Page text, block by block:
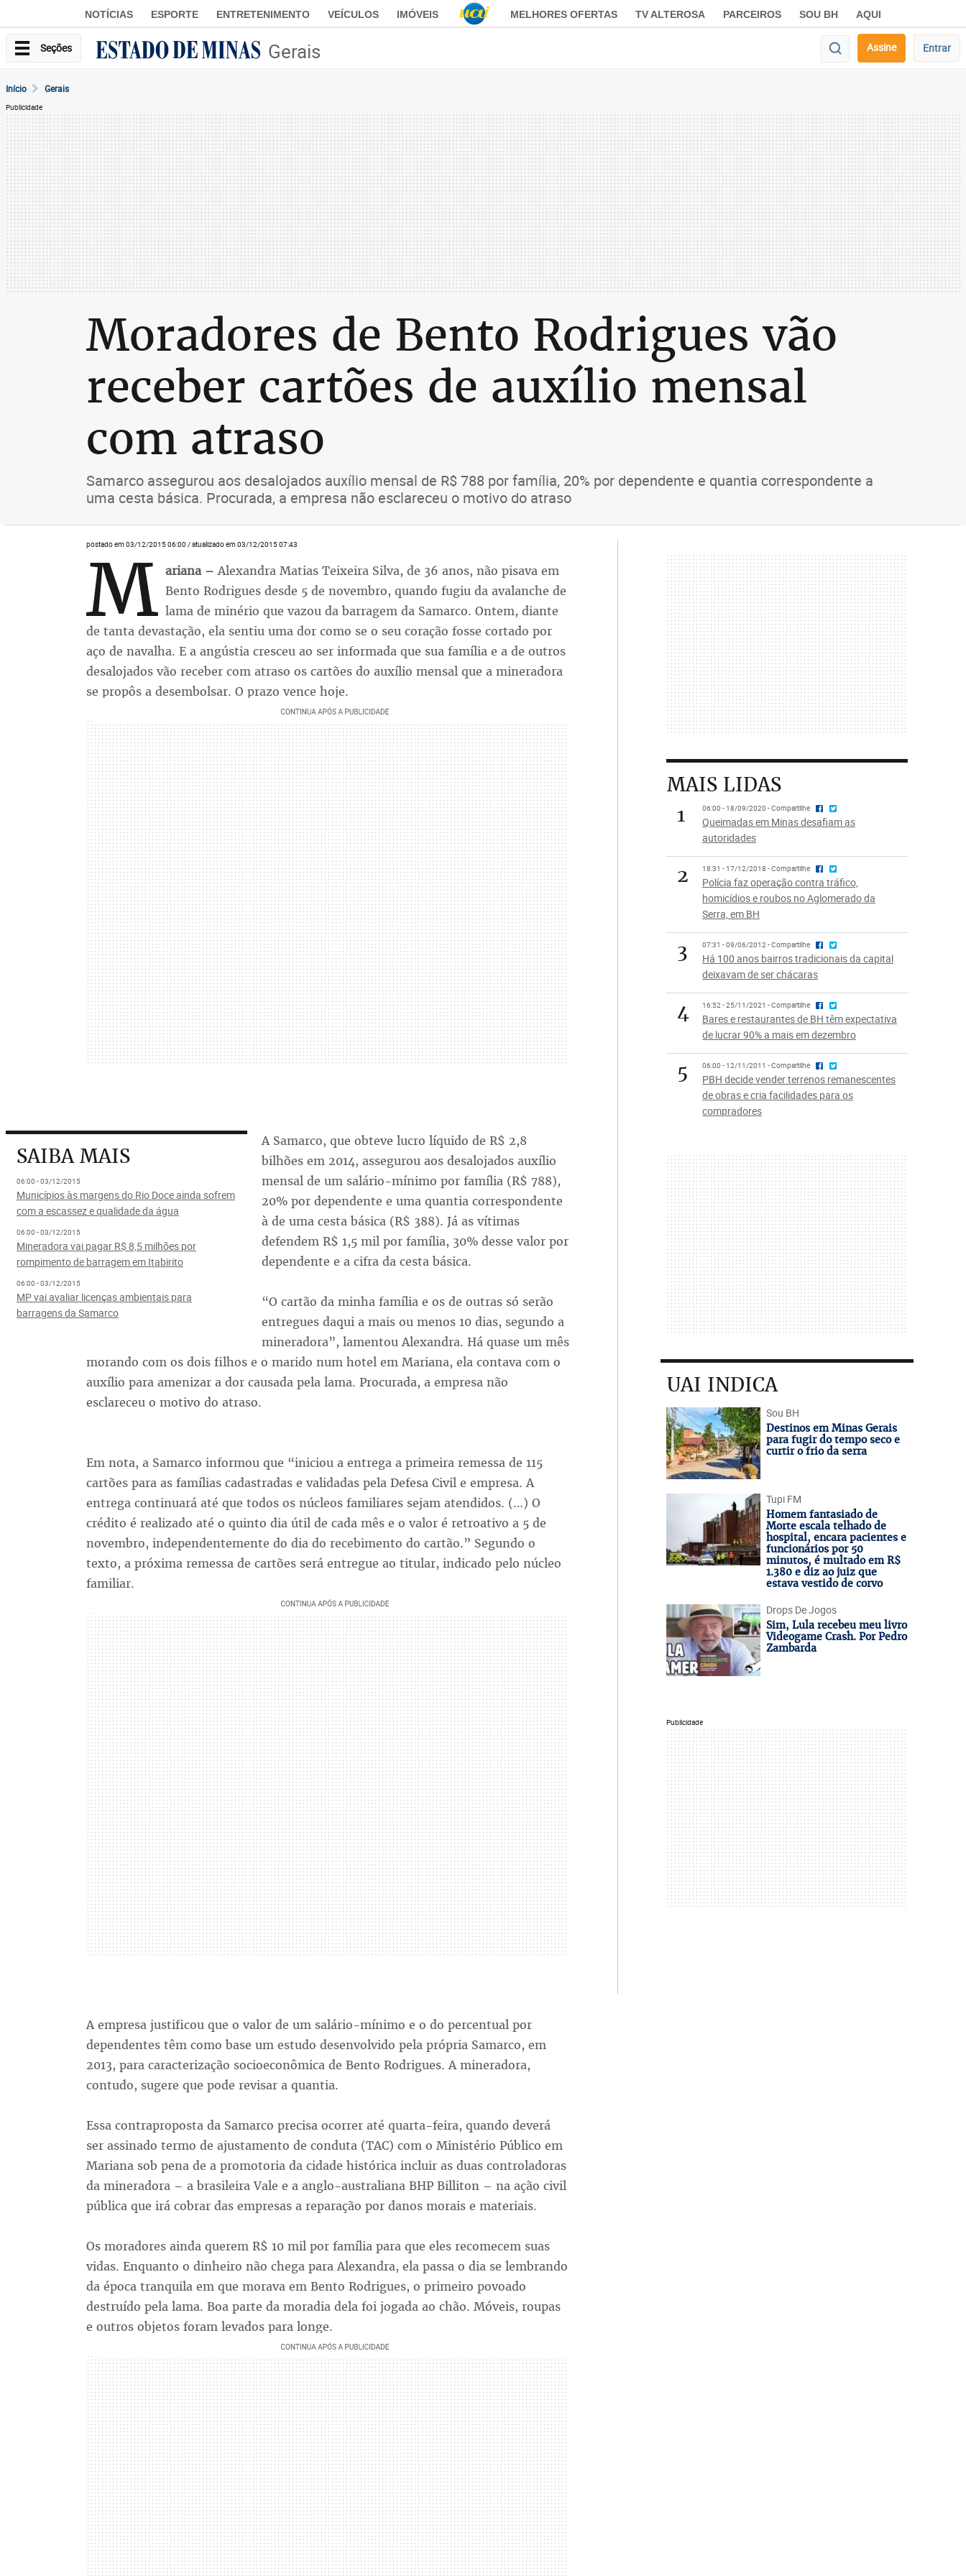
NOTÍCIAS ESPORTE ENTRETENIMENTO VEÍCULOS IMÓVEIS MELHORES OFERTAS TV ALTEROSA PARCEIROS SOU BH AQUI
Seções Gerais Assine Entrar
Início Gerais
Publicidade
Moradores de Bento Rodrigues vão
receber cartões de auxílio mensal
com atraso
Samarco assegurou aos desalojados auxílio mensal de R$ 788 por família, 20% por dependente e quantia correspondente a
uma cesta básica. Procurada, a empresa não esclareceu o motivo do atraso
postado em 03/12/2015 06:00 / atualizado em 03/12/2015 07:43
M ariana – Alexandra Matias Teixeira Silva, de 36 anos, não pisava em
Bento Rodrigues desde 5 de novembro, quando fugiu da avalanche de
lama de minério que vazou da barragem da Samarco. Ontem, diante
de tanta devastação, ela sentiu uma dor como se o seu coração fosse cortado por
aço de navalha. E a angústia cresceu ao ser informada que sua família e a de outros
desalojados vão receber com atraso os cartões do auxílio mensal que a mineradora
se propôs a desembolsar. O prazo vence hoje.
SAIBA MAIS
06:00 - 03/12/2015
Municípios às margens do Rio Doce ainda sofrem
com a escassez e qualidade da água
06:00 - 03/12/2015
Mineradora vai pagar R$ 8,5 milhões por
rompimento de barragem em Itabirito
06:00 - 03/12/2015
MP vai avaliar licenças ambientais para
barragens da Samarco
A Samarco, que obteve lucro líquido de R$ 2,8
bilhões em 2014, assegurou aos desalojados auxílio
mensal de um salário-mínimo por família (R$ 788),
20% por dependente e uma quantia correspondente
à de uma cesta básica (R$ 388). Já as vítimas
defendem R$ 1,5 mil por família, 30% desse valor por
dependente e a cifra da cesta básica.
“O cartão da minha família e os de outras só serão
entregues daqui a mais ou menos 10 dias, segundo a
mineradora”, lamentou Alexandra. Há quase um mês
morando com os dois filhos e o marido num hotel em Mariana, ela contava com o
auxílio para amenizar a dor causada pela lama. Procurada, a empresa não
esclareceu o motivo do atraso.
Em nota, a Samarco informou que “iniciou a entrega a primeira remessa de 115
cartões para as famílias cadastradas e validadas pela Defesa Civil e empresa. A
entrega continuará até que todos os núcleos familiares sejam atendidos. (…) O
crédito é realizado até o quinto dia útil de cada mês e o valor é retroativo a 5 de
novembro, independentemente do dia do recebimento do cartão.” Segundo o
texto, a próxima remessa de cartões será entregue ao titular, indicado pelo núcleo
familiar.
A empresa justificou que o valor de um salário-mínimo e o do percentual por
dependentes têm como base um estudo desenvolvido pela própria Samarco, em
2013, para caracterização socioeconômica de Bento Rodrigues. A mineradora,
contudo, sugere que pode revisar a quantia.
Essa contraproposta da Samarco precisa ocorrer até quarta-feira, quando deverá
ser assinado termo de ajustamento de conduta (TAC) com o Ministério Público em
Mariana sob pena de a promotoria da cidade histórica incluir as duas controladoras
da mineradora – a brasileira Vale e a anglo-australiana BHP Billiton – na ação civil
pública que irá cobrar das empresas a reparação por danos morais e materiais.
Os moradores ainda querem R$ 10 mil por família para que eles recomecem suas
vidas. Enquanto o dinheiro não chega para Alexandra, ela passa o dia se lembrando
da época tranquila em que morava em Bento Rodrigues, o primeiro povoado
destruído pela lama. Boa parte da moradia dela foi jogada ao chão. Móveis, roupas
e outros objetos foram levados para longe.
MAIS LIDAS
1
06:00 - 18/09/2020 - Compartilhe
Queimadas em Minas desafiam as
autoridades
2 18:31 - 17/12/2018 - Compartilhe
Polícia faz operação contra tráfico,
homicídios e roubos no Aglomerado da
Serra, em BH
3 07:31 - 09/06/2012 - Compartilhe
Há 100 anos bairros tradicionais da capital
deixavam de ser chácaras
4 16:52 - 25/11/2021 - Compartilhe
Bares e restaurantes de BH têm expectativa
de lucrar 90% a mais em dezembro
5 06:00 - 12/11/2011 - Compartilhe
PBH decide vender terrenos remanescentes
de obras e cria facilidades para os
compradores
UAI INDICA
Sou BH
Destinos em Minas Gerais
para fugir do tempo seco e
curtir o frio da serra
Tupi FM
Homem fantasiado de
Morte escala telhado de
hospital, encara pacientes e
funcionários por 50
minutos, é multado em R$
1.380 e diz ao juiz que
estava vestido de corvo
Drops De Jogos
Sim, Lula recebeu meu livro
Videogame Crash. Por Pedro
Zambarda
Publicidade